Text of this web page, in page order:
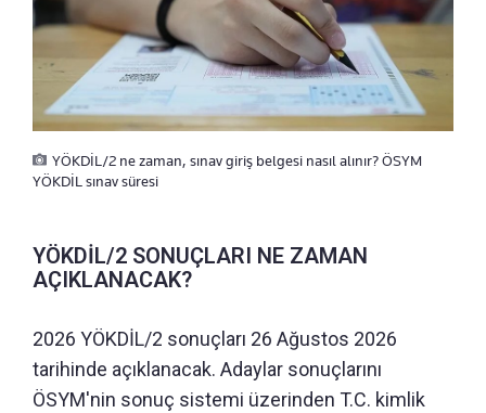
YÖKDİL/2 ne zaman, sınav giriş belgesi nasıl alınır? ÖSYM
YÖKDİL sınav süresi
YÖKDİL/2 SONUÇLARI NE ZAMAN
AÇIKLANACAK?
2026 YÖKDİL/2 sonuçları 26 Ağustos 2026
tarihinde açıklanacak. Adaylar sonuçlarını
ÖSYM'nin sonuç sistemi üzerinden T.C. kimlik